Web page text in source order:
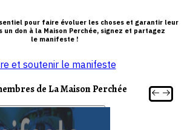
pour faire évoluer les choses et garantir leur
un don à la Maison Perchée, signez et partagez
le manifeste !
et soutenir le manifeste
de La Maison Perchée